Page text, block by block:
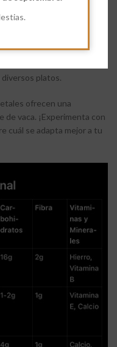
de avena por su
personas con alergias
platos.
ofrecen una
de vaca. ¡Experimenta con
cuál se adapta mejor a tu